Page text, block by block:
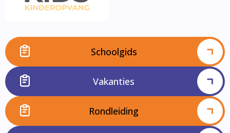
Schoolgids
Vakanties
Rondleiding